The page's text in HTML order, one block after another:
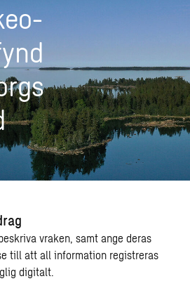
vraken, samt ange deras
till att all information registreras
digitalt.